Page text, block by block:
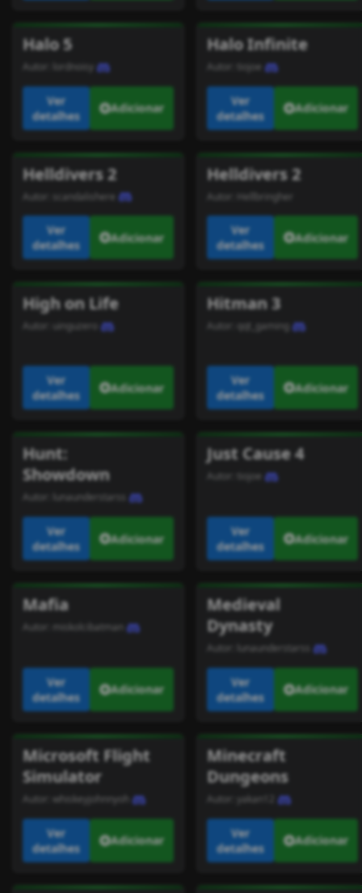
Halo 5
Autor: lordnoisy
Ver
detalhes
Adicionar
Halo Infinite
Autor: tiojoe
Ver
detalhes
Adicionar
Helldivers 2
Autor: scandalishere
Ver
detalhes
Adicionar
Helldivers 2
Autor: Hellbringher
Ver
detalhes
Adicionar
High on Life
Autor: uinguzero
Ver
detalhes
Adicionar
Hitman 3
Autor: qqt_gaming
Ver
detalhes
Adicionar
Hunt:
Showdown
Autor: lunaunderstarss
Ver
detalhes
Adicionar
Just Cause 4
Autor: tiojoe
Ver
detalhes
Adicionar
Mafia
Autor: miskolcibatman
Ver
detalhes
Adicionar
Medieval
Dynasty
Autor: lunaunderstarss
Ver
detalhes
Adicionar
Microsoft Flight
Simulator
Autor: whiskeyjohnnyoh
Ver
detalhes
Adicionar
Minecraft
Dungeons
Autor: yakan12
Ver
detalhes
Adicionar